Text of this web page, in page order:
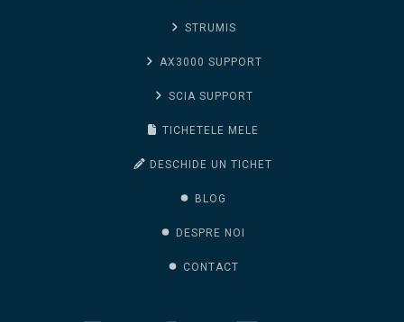
STRUMIS
AX3000 SUPPORT
SCIA SUPPORT
TICHETELE MELE
DESCHIDE UN TICHET
BLOG
DESPRE NOI
CONTACT